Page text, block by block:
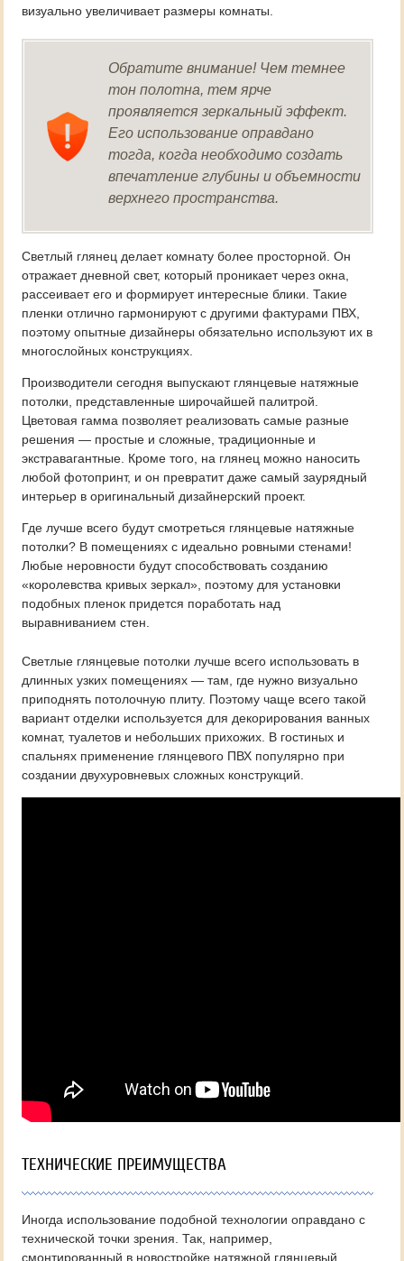
визуально увеличивает размеры комнаты.
Обратите внимание! Чем темнее
тон полотна, тем ярче
проявляется зеркальный эффект.
Его использование оправдано
тогда, когда необходимо создать
впечатление глубины и объемности
верхнего пространства.
Светлый глянец делает комнату более просторной. Он
отражает дневной свет, который проникает через окна,
рассеивает его и формирует интересные блики. Такие
пленки отлично гармонируют с другими фактурами ПВХ,
поэтому опытные дизайнеры обязательно используют их в
многослойных конструкциях.
Производители сегодня выпускают глянцевые натяжные
потолки, представленные широчайшей палитрой.
Цветовая гамма позволяет реализовать самые разные
решения — простые и сложные, традиционные и
экстравагантные. Кроме того, на глянец можно наносить
любой фотопринт, и он превратит даже самый заурядный
интерьер в оригинальный дизайнерский проект.
Где лучше всего будут смотреться глянцевые натяжные
потолки? В помещениях с идеально ровными стенами!
Любые неровности будут способствовать созданию
«королевства кривых зеркал», поэтому для установки
подобных пленок придется поработать над
выравниванием стен.
Светлые глянцевые потолки лучше всего использовать в
длинных узких помещениях — там, где нужно визуально
приподнять потолочную плиту. Поэтому чаще всего такой
вариант отделки используется для декорирования ванных
комнат, туалетов и небольших прихожих. В гостиных и
спальнях применение глянцевого ПВХ популярно при
создании двухуровневых сложных конструкций.
ТЕХНИЧЕСКИЕ ПРЕИМУЩЕСТВА
Иногда использование подобной технологии оправдано с
технической точки зрения. Так, например,
смонтированный в новостройке натяжной глянцевый